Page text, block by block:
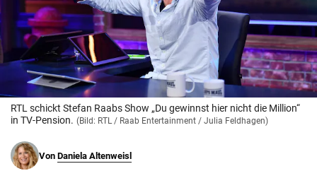
© Krone Multimedia GmbH & Co KG 2026
Muthgasse 2, 1190 Wien
RTL schickt Stefan Raabs Show „Du gewinnst hier nicht die Million“
in TV-Pension. (Bild: RTL / Raab Entertainment / Julia Feldhagen)
Von Daniela Altenweisl